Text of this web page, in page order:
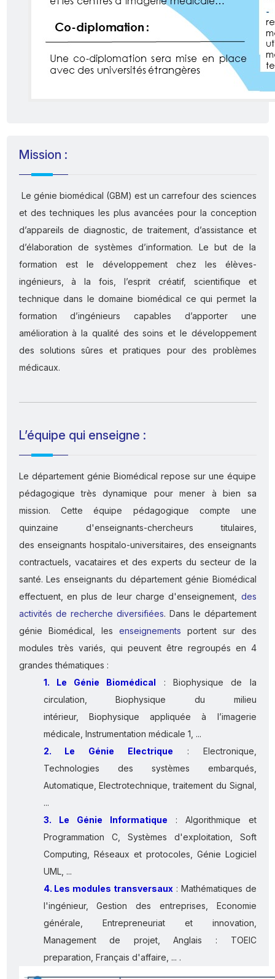
Mission :
Le génie biomédical (GBM) est un carrefour des sciences
et des techniques les plus avancées pour la conception
d’appareils de diagnostic, de traitement, d’assistance et
d’élaboration de systèmes d’information. Le but de la
formation est le développement chez les élèves-
ingénieurs, à la fois, l’esprit créatif, scientifique et
technique dans le domaine biomédical ce qui permet la
formation d’ingénieurs capables d’apporter une
amélioration à la qualité des soins et le développement
des solutions sûres et pratiques pour des problèmes
médicaux.
L’équipe qui enseigne :
Le département génie Biomédical repose sur une équipe
pédagogique très dynamique pour mener à bien sa
mission. Cette équipe pédagogique compte une
quinzaine d'enseignants-chercheurs titulaires,
des enseignants hospitalo-universitaires, des enseignants
contractuels, vacataires et des experts du secteur de la
santé. Les enseignants du département génie Biomédical
effectuent, en plus de leur charge d'enseignement, des
activités de recherche diversifiées. Dans le département
génie Biomédical, les enseignements portent sur des
modules très variés, qui peuvent être regroupés en 4
grandes thématiques :
1. Le Génie Biomédical : Biophysique de la
circulation, Biophysique du milieu
intérieur, Biophysique appliquée à l’imagerie
médicale, Instrumentation médicale 1, ...
2. Le Génie Electrique : Electronique,
Technologies des systèmes embarqués,
Automatique, Electrotechnique, traitement du Signal,
...
3. Le Génie Informatique : Algorithmique et
Programmation C, Systèmes d'exploitation, Soft
Computing, Réseaux et protocoles, Génie Logiciel
UML, ...
4. Les modules transversaux : Mathématiques de
l'ingénieur, Gestion des entreprises, Economie
générale, Entrepreneuriat et innovation,
Management de projet, Anglais : TOEIC
preparation, Français d'affaire, ... .